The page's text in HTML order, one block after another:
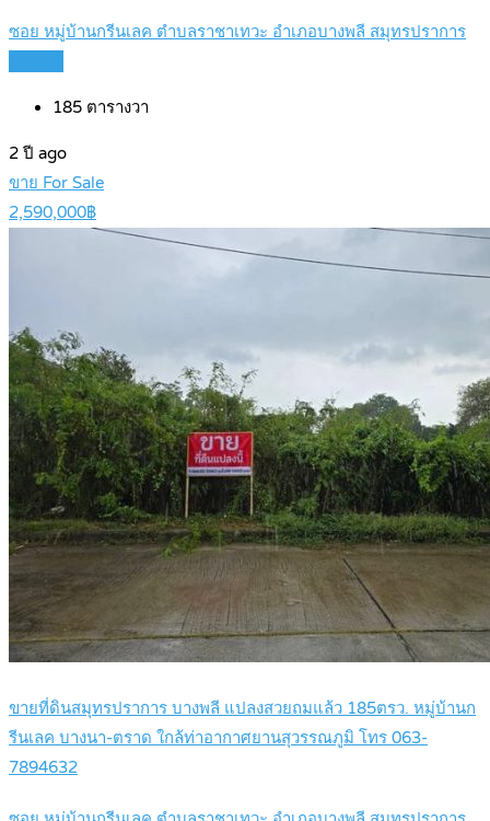
ซอย หมู่บ้านกรีนเลค ตำบลราชาเทวะ อำเภอบางพลี สมุทรปราการ
185 ตารางวา
2 ปี ago
ขาย For Sale
2,590,000฿
ขายที่ดินสมุทรปราการ บางพลี แปลงสวยถมแล้ว 185ตรว. หมู่บ้านก
รีนเลค บางนา-ตราด ใกล้ท่าอากาศยานสุวรรณภูมิ โทร 063-
7894632